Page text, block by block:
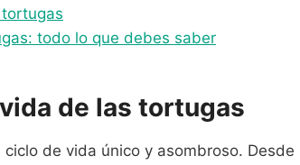
todo lo que debes saber
de las tortugas
de vida único y asombroso. Desde